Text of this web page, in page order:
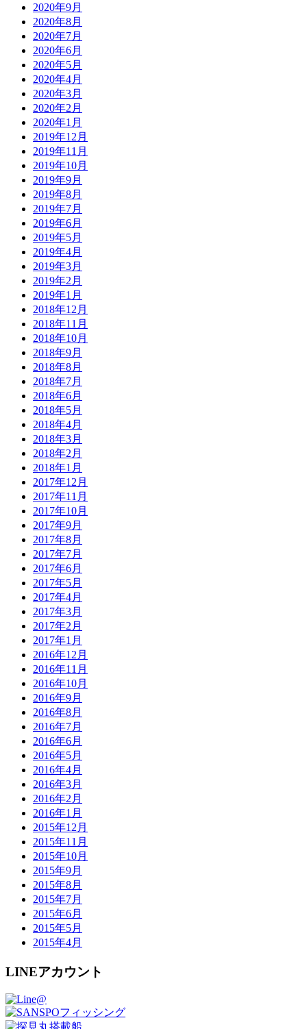
2020年9月
2020年8月
2020年7月
2020年6月
2020年5月
2020年4月
2020年3月
2020年2月
2020年1月
2019年12月
2019年11月
2019年10月
2019年9月
2019年8月
2019年7月
2019年6月
2019年5月
2019年4月
2019年3月
2019年2月
2019年1月
2018年12月
2018年11月
2018年10月
2018年9月
2018年8月
2018年7月
2018年6月
2018年5月
2018年4月
2018年3月
2018年2月
2018年1月
2017年12月
2017年11月
2017年10月
2017年9月
2017年8月
2017年7月
2017年6月
2017年5月
2017年4月
2017年3月
2017年2月
2017年1月
2016年12月
2016年11月
2016年10月
2016年9月
2016年8月
2016年7月
2016年6月
2016年5月
2016年4月
2016年3月
2016年2月
2016年1月
2015年12月
2015年11月
2015年10月
2015年9月
2015年8月
2015年7月
2015年6月
2015年5月
2015年4月
LINEアカウント